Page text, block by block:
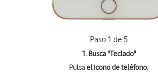
Paso 1 de 5
1. Busca "Teclado"
Pulsael icono de teléfono.